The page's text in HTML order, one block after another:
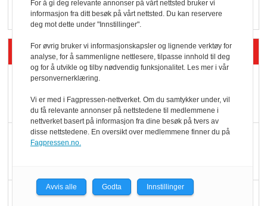
Siste artikler - Butikk i praksis
Rema-flaggskip
dundrer videre
Slik opprettholdes
Færre varer, men fulle
For å gi deg relevante annonser på vårt nettsted bruker vi
informasjon fra ditt besøk på vårt nettsted. Du kan reservere
deg mot dette under "Innstillinger".
For øvrig bruker vi informasjonskapsler og lignende verktøy for
analyse, for å sammenligne nettlesere, tilpasse innhold til deg
og for å utvikle og tilby nødvendig funksjonalitet. Les mer i vår
personvernerklæring.
Vi er med i Fagpressen-nettverket. Om du samtykker under, vil
du få relevante annonser på nettstedene til medlemmene i
nettverket basert på informasjon fra dine besøk på tvers av
disse nettstedene. En oversikt over medlemmene finner du på
Fagpressen.no.
Avvis alle Godta Innstillinger